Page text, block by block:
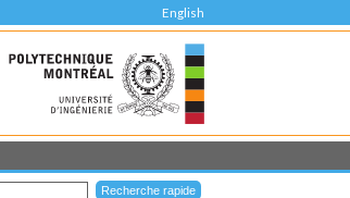
English